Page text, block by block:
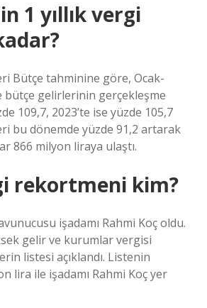
1 yıllık vergi
Bütçe tahminine göre, Ocak-
bütçe gelirlerinin gerçekleşme
109,7, 2023’te ise yüzde 105,7
bu dönemde yüzde 91,2 artarak
866 milyon liraya ulaştı.
rekortmeni kim?
işadamı Rahmi Koç oldu.
gelir ve kurumlar vergisi
listesi açıklandı. Listenin
lira ile işadamı Rahmi Koç yer